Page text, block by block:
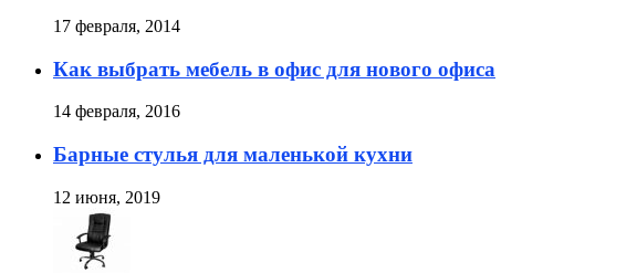
17 февраля, 2014
Как выбрать мебель в офис для нового офиса
14 февраля, 2016
Барные стулья для маленькой кухни
12 июня, 2019